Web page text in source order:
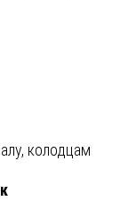
колодцам